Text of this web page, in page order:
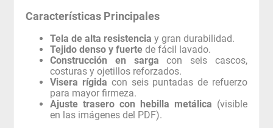
Características Principales
Tela de alta resistencia y gran durabilidad.
Tejido denso y fuerte de fácil lavado.
Construcción en sarga con seis cascos,
costuras y ojetillos reforzados.
Visera rígida con seis puntadas de refuerzo
para mayor firmeza.
Ajuste trasero con hebilla metálica (visible
en las imágenes del PDF).